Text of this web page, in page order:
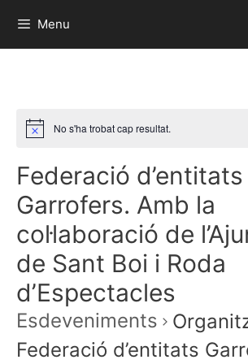
Menu
No s'ha trobat cap resultat.
Federació d’entitats
Garrofers. Amb la
col·laboració de
de Sant Boi i Roda
d’Espectacles
Esdeveniments
Federació d’entitats